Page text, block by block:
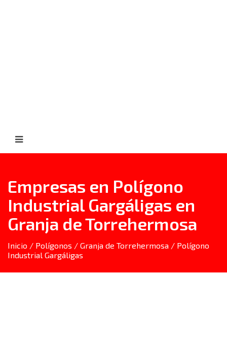
Empresas en Polígono
Industrial Gargáligas en
Granja de Torrehermosa
Inicio / Polígonos / Granja de Torrehermosa / Polígono
Industrial Gargáligas